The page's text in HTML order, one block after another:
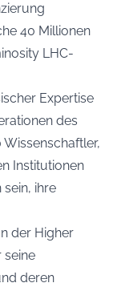
40 Millionen
LHC-
Expertise
des
Institutionen
ihre
der Higher
seine
deren